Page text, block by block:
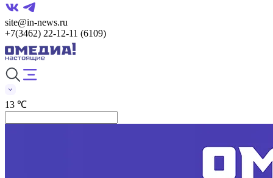
site@in-news.ru
+7(3462) 22-12-11 (6109)
13 ℃